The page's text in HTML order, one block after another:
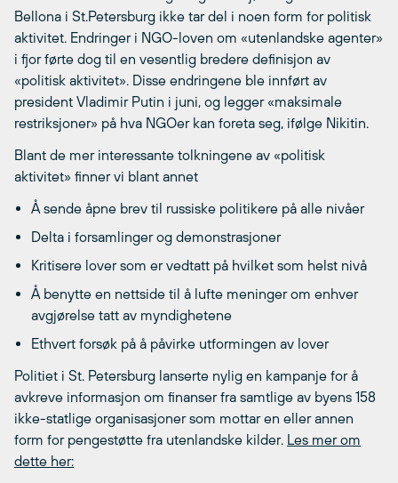
Bellona i St.Petersburg ikke tar del i noen form for politisk
aktivitet. Endringer i NGO-loven om «utenlandske agenter»
i fjor førte dog til en vesentlig bredere definisjon av
«politisk aktivitet». Disse endringene ble innført av
president Vladimir Putin i juni, og legger «maksimale
restriksjoner» på hva NGOer kan foreta seg, ifølge Nikitin.
Blant de mer interessante tolkningene av «politisk
aktivitet» finner vi blant annet
Å sende åpne brev til russiske politikere på alle nivåer
Delta i forsamlinger og demonstrasjoner
Kritisere lover som er vedtatt på hvilket som helst nivå
Å benytte en nettside til å lufte meninger om enhver
avgjørelse tatt av myndighetene
Ethvert forsøk på å påvirke utformingen av lover
Politiet i St. Petersburg lanserte nylig en kampanje for å
avkreve informasjon om finanser fra samtlige av byens 158
ikke-statlige organisasjoner som mottar en eller annen
form for pengestøtte fra utenlandske kilder. Les mer om
dette her: